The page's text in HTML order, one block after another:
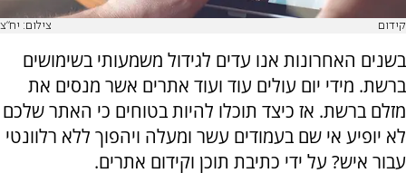
קידום צילום: יח"צ
בשנים האחרונות אנו עדים לגידול משמעותי בשימושים
ברשת. מידי יום עולים עוד ועוד אתרים אשר מנסים את
מזלם ברשת. אז כיצד תוכלו להיות בטוחים כי האתר שלכם
לא יופיע אי שם בעמודים עשר ומעלה ויהפוך ללא רלוונטי
עבור איש? על ידי כתיבת תוכן וקידום אתרים.